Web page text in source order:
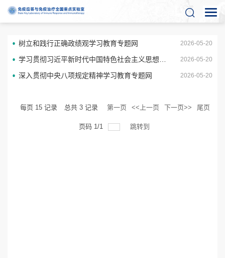
树立和践行正确政绩观学习教育专题网 2026-05-20
2026-05-20
深入贯彻中央八项规定精神学习教育专题网 2026-05-20
每页 15 记录 总共 3 记录 第一页 <<上一页 下一页>> 尾页
页码 1/1 跳转到